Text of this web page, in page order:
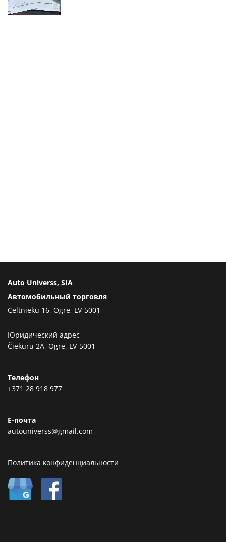
Auto Universs, SIA
Автомобильный торговля
Celtnieku 16, Ogre, LV-5001
Юридический адрес
Čiekuru 2A, Ogre, LV-5001
Телефон
+371 28 918 977
Е-почта
autouniverss@gmail.com
Политика конфиденциальности